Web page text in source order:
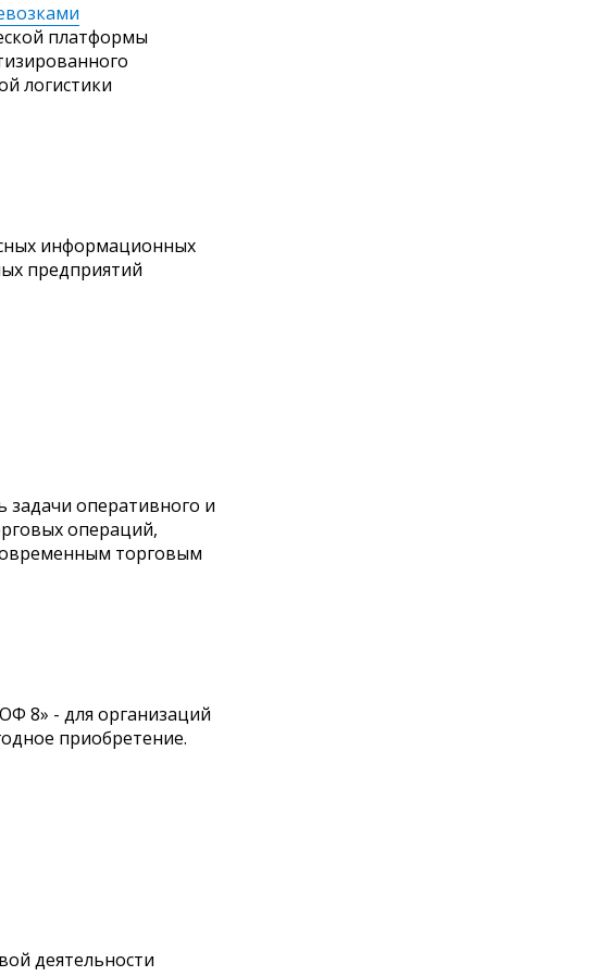
платформы
логистики
информационных
предприятий
задачи оперативного и
операций,
торговым
8» - для организаций
приобретение.
деятельности